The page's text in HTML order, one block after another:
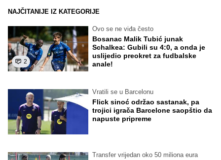
NAJČITANIJE IZ KATEGORIJE
2
Ovo se ne viđa često
Bosanac Malik Tubić junak
Schalkea: Gubili su 4:0, a onda je
uslijedio preokret za fudbalske
anale!
Vratili se u Barcelonu
Flick sinoć održao sastanak, pa
trojici igrača Barcelone saopštio da
napuste pripreme
Transfer vrijedan oko 50 miliona eura